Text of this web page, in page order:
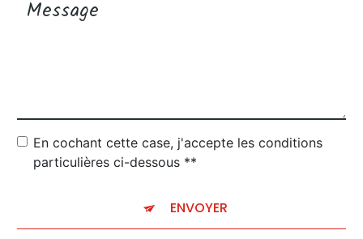
En cochant cette case, j'accepte les conditions
particulières ci-dessous **
ENVOYER